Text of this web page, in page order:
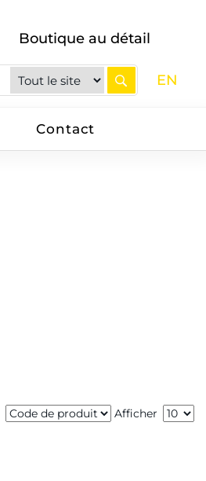
Boutique au détail
EN
Contact
Afficher